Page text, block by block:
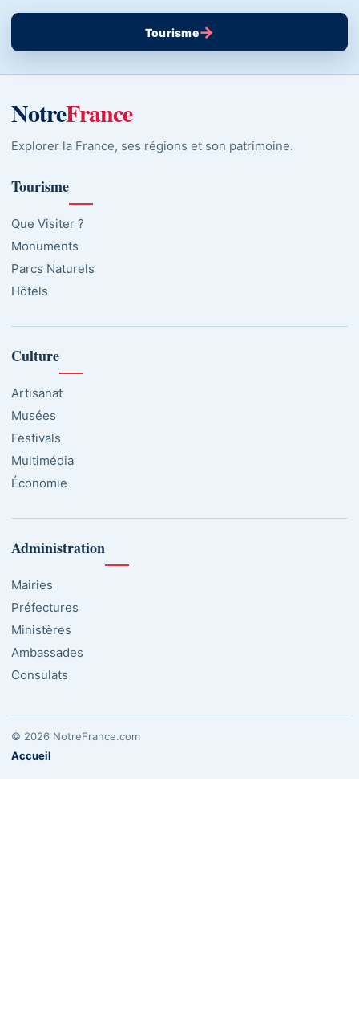
Tourisme→
NotreFrance
Explorer la France, ses régions et son patrimoine.
Tourisme
Que Visiter ?
Monuments
Parcs Naturels
Hôtels
Culture
Artisanat
Musées
Festivals
Multimédia
Économie
Administration
Mairies
Préfectures
Ministères
Ambassades
Consulats
© 2026 NotreFrance.com
Accueil